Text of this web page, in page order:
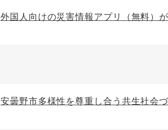
外国人向けの災害情報アプリ（無料）が
安曇野市多様性を尊重し合う共生社会